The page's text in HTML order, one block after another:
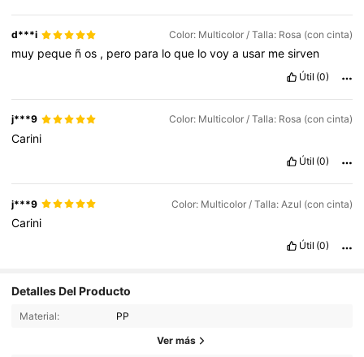
d***i Color: Multicolor / Talla: Rosa (con cinta)
muy peque ños , pero para loque lovoya usar mesirven
Útil (0)
j***9 Color: Multicolor / Talla: Rosa (con cinta)
Carini
Útil (0)
j***9 Color: Multicolor / Talla: Azul (con cinta)
Carini
Útil (0)
Detalles Del Producto
Material: PP
Ver más